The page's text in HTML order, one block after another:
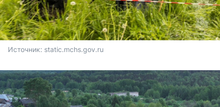
Источник: static.mchs.gov.ru